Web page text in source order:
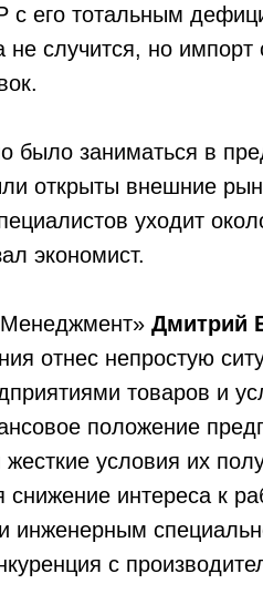
с его тотальным
не случится, но
было заниматься в
открыты внешние
уходит
экономист.
Дмитрий
отнес непростую
товаров и
положение
условия их
интереса к
инженерным
с